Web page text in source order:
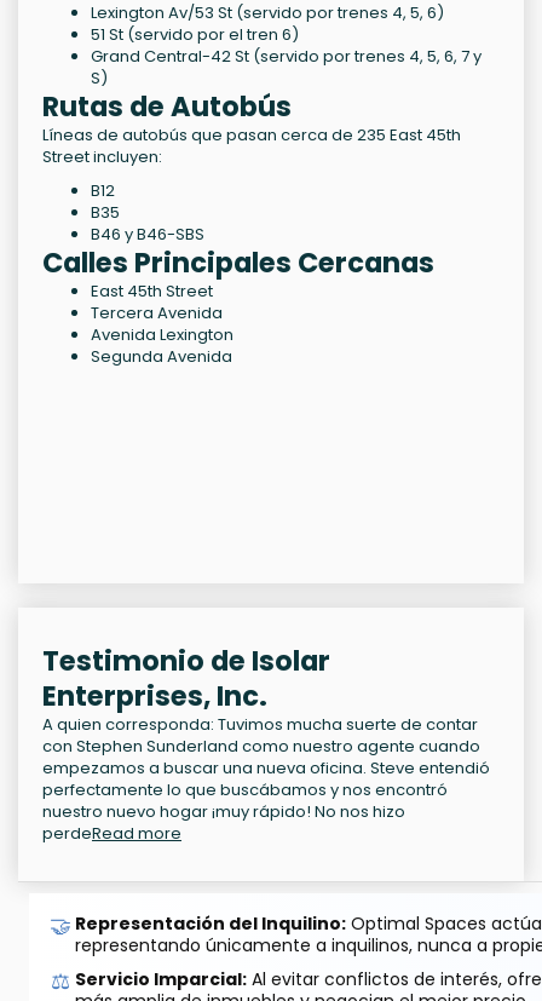
Lexington Av/53 St (servido por trenes 4, 5, 6)
51 St (servido por el tren 6)
Grand Central-42 St (servido por trenes 4, 5, 6, 7 y
S)
Rutas de Autobús
Líneas de autobús que pasan cerca de 235 East 45th
Street incluyen:
B12
B35
B46 y B46-SBS
Calles Principales Cercanas
East 45th Street
Tercera Avenida
Avenida Lexington
Segunda Avenida
Testimonio de Isolar
Enterprises, Inc.
A quien corresponda: Tuvimos mucha suerte de contar
con Stephen Sunderland como nuestro agente cuando
empezamos a buscar una nueva oficina. Steve entendió
perfectamente lo que buscábamos y nos encontró
nuestro nuevo hogar ¡muy rápido! No nos hizo
perdeRead more
🤝 Representación del Inquilino: Optimal Spaces
representando únicamente a inquilinos, nunca a
⚖️ Servicio Imparcial: Al evitar conflictos de interés,